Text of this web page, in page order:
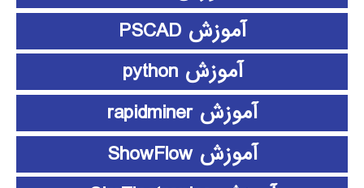
آموزش PSCAD
آموزش python
آموزش rapidminer
آموزش ShowFlow